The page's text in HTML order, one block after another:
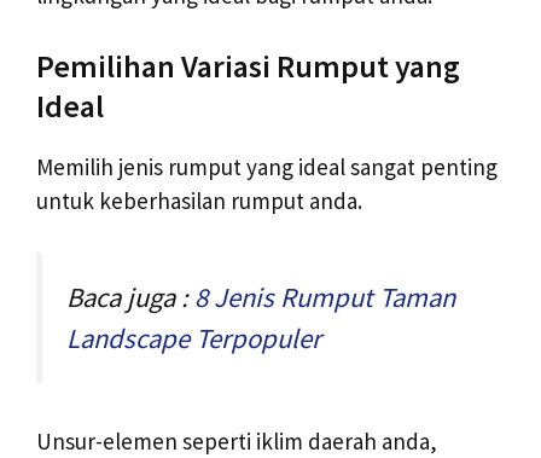
Pemilihan Variasi Rumput yang
Ideal
Memilih jenis rumput yang ideal sangat penting
untuk keberhasilan rumput anda.
Baca juga :8 Jenis Rumput Taman
Landscape Terpopuler
Unsur-elemen seperti iklim daerah anda,